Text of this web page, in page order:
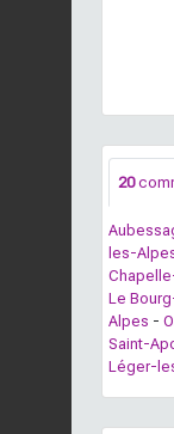
20
les-
Le
Alpes -
Saint-
Léger-